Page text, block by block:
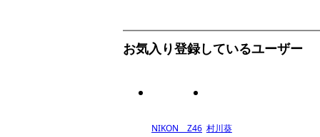
お気入り登録しているユーザー
NIKON Z46 村川葵